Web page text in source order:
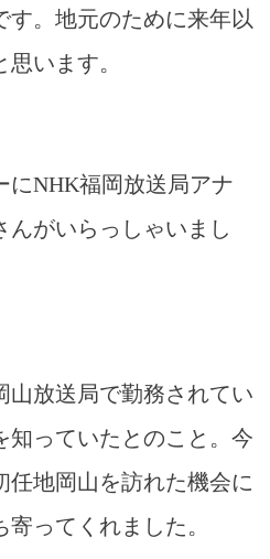
す。地元のために来年以
います。
にNHK福岡放送局アナ
んがいらっしゃいまし
山放送局で勤務されてい
知っていたとのこと。今
任地岡山を訪れた機会に
ってくれました。